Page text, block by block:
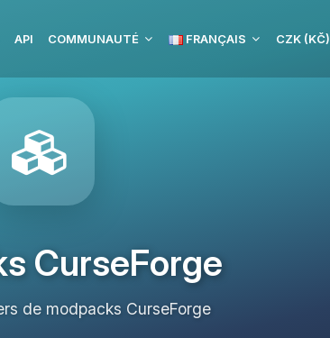
API COMMUNAUTÉ FRANÇAIS CZK (KČ)
CurseForge
de modpacks CurseForge